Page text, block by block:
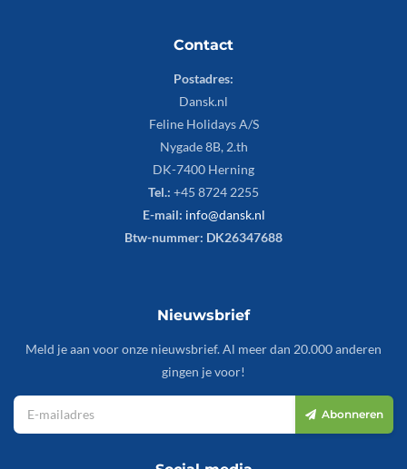
Contact
Postadres:
Dansk.nl
Feline Holidays A/S
Nygade 8B, 2.th
DK-7400 Herning
Tel.: +45 8724 2255
E-mail: info@dansk.nl
Btw-nummer: DK26347688
Nieuwsbrief
Meld je aan voor onze nieuwsbrief. Al meer dan 20.000 anderen
gingen je voor!
Abonneren